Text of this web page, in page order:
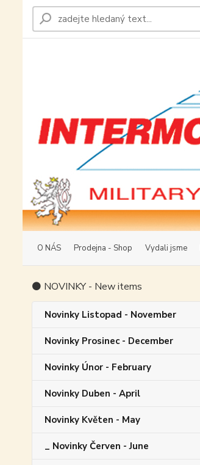
O NÁS Prodejna - Shop Vydali jsme
⚫ NOVINKY - New items
Novinky Listopad - November
Novinky Prosinec - December
Novinky Únor - February
Novinky Duben - April
Novinky Květen - May
_ Novinky Červen - June